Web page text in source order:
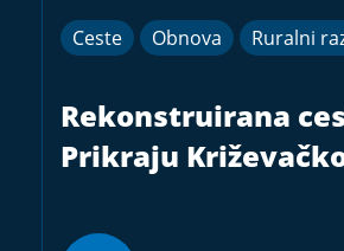
Ceste Obnova Ruralni
Rekonstruirana
Prikraju